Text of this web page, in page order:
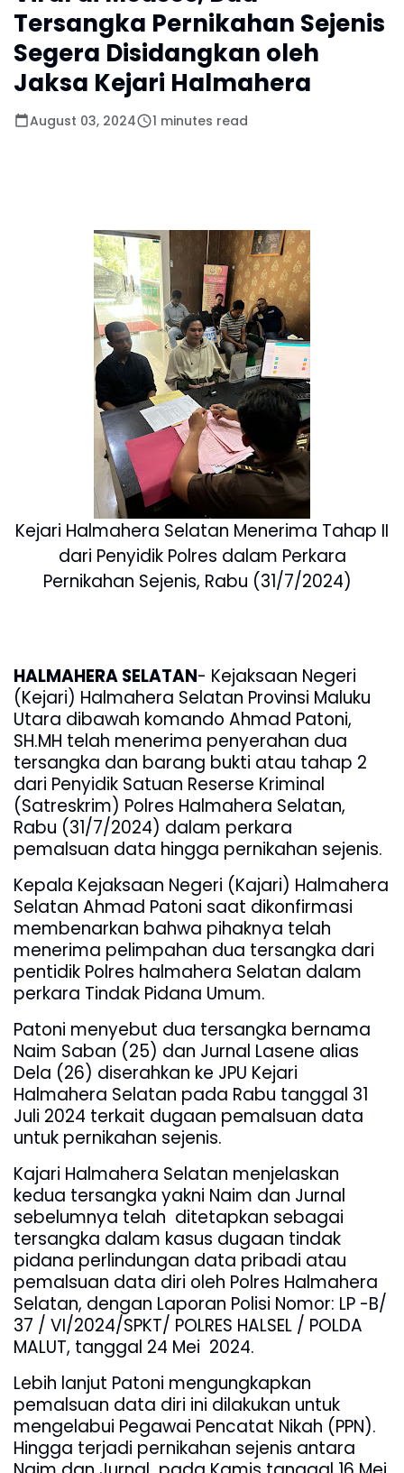
Tersangka Pernikahan Sejenis
Segera Disidangkan oleh
Jaksa Kejari Halmahera
August 03, 2024 1 minutes read
Kejari Halmahera Selatan Menerima Tahap II
dari Penyidik Polres dalam Perkara
Pernikahan Sejenis, Rabu (31/7/2024)
HALMAHERA SELATAN- Kejaksaan Negeri
(Kejari) Halmahera Selatan Provinsi Maluku
Utara dibawah komando Ahmad Patoni,
SH.MH telah menerima penyerahan dua
tersangka dan barang bukti atau tahap 2
dari Penyidik Satuan Reserse Kriminal
(Satreskrim) Polres Halmahera Selatan,
Rabu (31/7/2024) dalam perkara
pemalsuan data hingga pernikahan sejenis.
Kepala Kejaksaan Negeri (Kajari) Halmahera
Selatan Ahmad Patoni saat dikonfirmasi
membenarkan bahwa pihaknya telah
menerima pelimpahan dua tersangka dari
pentidik Polres halmahera Selatan dalam
perkara Tindak Pidana Umum.
Patoni menyebut dua tersangka bernama
Naim Saban (25) dan Jurnal Lasene alias
Dela (26) diserahkan ke JPU Kejari
Halmahera Selatan pada Rabu tanggal 31
Juli 2024 terkait dugaan pemalsuan data
untuk pernikahan sejenis.
Kajari Halmahera Selatan menjelaskan
kedua tersangka yakni Naim dan Jurnal
sebelumnya telah ditetapkan sebagai
tersangka dalam kasus dugaan tindak
pidana perlindungan data pribadi atau
pemalsuan data diri oleh Polres Halmahera
Selatan, dengan Laporan Polisi Nomor: LP -B/
37 / VI/2024/SPKT/ POLRES HALSEL / POLDA
MALUT, tanggal 24 Mei 2024.
Lebih lanjut Patoni mengungkapkan
pemalsuan data diri ini dilakukan untuk
mengelabui Pegawai Pencatat Nikah (PPN).
Hingga terjadi pernikahan sejenis antara